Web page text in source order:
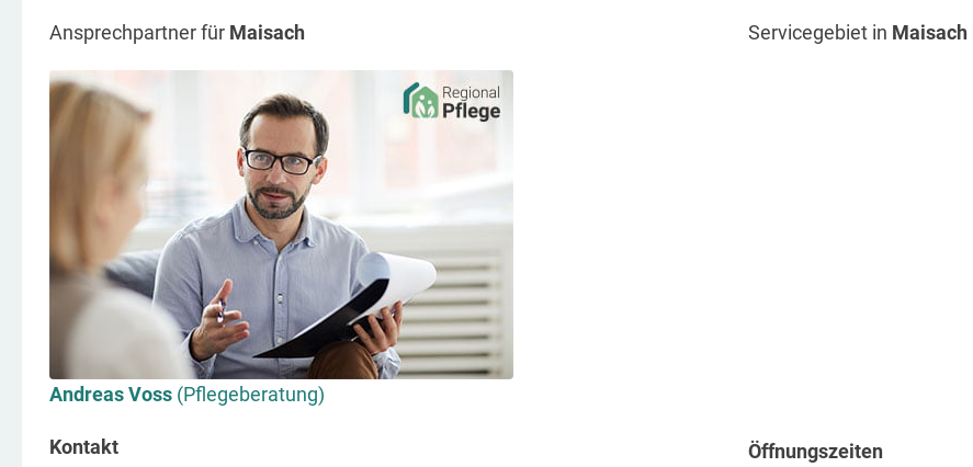
Ansprechpartner für Maisach
Andreas Voss (Pflegeberatung)
Kontakt
Servicegebiet in Maisach
Öffnungszeiten